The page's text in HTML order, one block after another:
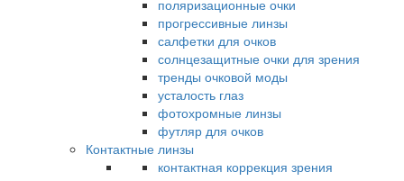
поляризационные очки
прогрессивные линзы
салфетки для очков
солнцезащитные очки для зрения
тренды очковой моды
усталость глаз
фотохромные линзы
футляр для очков
Контактные линзы
контактная коррекция зрения